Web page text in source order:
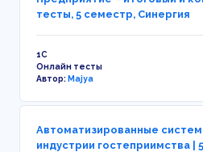
тесты, 5 семестр, Синергия
1С
Онлайн тесты
Автор:Majya
Автоматизированные
индустрии гостеприимства